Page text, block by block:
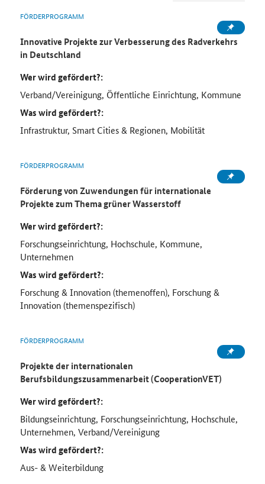
FÖRDERPROGRAMM
Innovative Projekte zur Verbesserung des Radverkehrs
in Deutschland
Wer wird gefördert?:
Verband/Vereinigung, Öffentliche Einrichtung, Kommune
Was wird gefördert?:
Infrastruktur, Smart Cities & Regionen, Mobilität
FÖRDERPROGRAMM
Förderung von Zuwendungen für internationale
Projekte zum Thema grüner Wasserstoff
Wer wird gefördert?:
Forschungseinrichtung, Hochschule, Kommune,
Unternehmen
Was wird gefördert?:
Forschung & Innovation (themenoffen), Forschung &
Innovation (themenspezifisch)
FÖRDERPROGRAMM
Projekte der internationalen
Berufsbildungszusammenarbeit (CooperationVET)
Wer wird gefördert?:
Bildungseinrichtung, Forschungseinrichtung, Hochschule,
Unternehmen, Verband/Vereinigung
Was wird gefördert?:
Aus- & Weiterbildung